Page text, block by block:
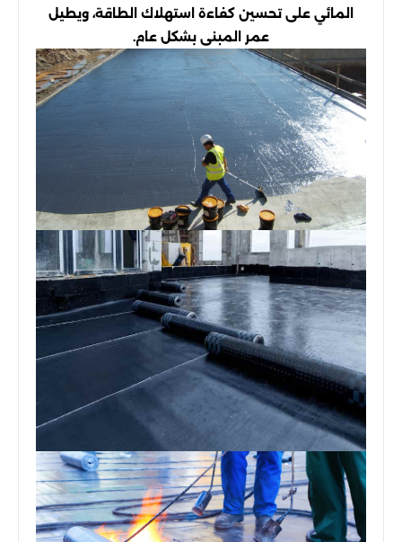
المائي على تحسين كفاءة استهلاك الطاقة، ويطيل
عمر المبنى بشكل عام.